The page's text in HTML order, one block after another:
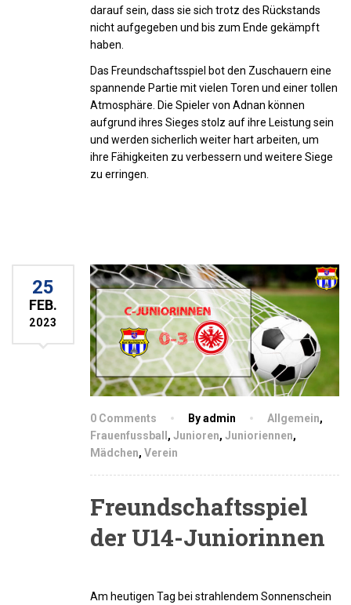
darauf sein, dass sie sich trotz des Rückstands
nicht aufgegeben und bis zum Ende gekämpft
haben.
Das Freundschaftsspiel bot den Zuschauern eine
spannende Partie mit vielen Toren und einer tollen
Atmosphäre. Die Spieler von Adnan können
aufgrund ihres Sieges stolz auf ihre Leistung sein
und werden sicherlich weiter hart arbeiten, um
ihre Fähigkeiten zu verbessern und weitere Siege
zu erringen.
25
FEB.
2023
0 Comments By admin Allgemein,
Frauenfussball , Junioren, Junioriennen,
Mädchen, Verein
Freundschaftsspiel
der U14-Juniorinnen
Am heutigen Tag bei strahlendem Sonnenschein